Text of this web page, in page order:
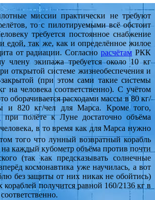
миссии практически не требуют
то с пилотируемыми всё обстоит
требуется постоянное снабжение
едой, так же, как и определённое жилое
от радиации. Согласнорасчётам РКК
члену экипажа требуется около 10 кг
открытой системе жизнеобеспечения и
(при этом сами такие системы
на человека соответственно). С учётом
оборачивается расходами массы в 80 кг/
и 820 кг/чел для Марса. Кроме того,
при полёте к Луне достаточно объёма
в то время как для Марса нужно
того что лунный возвратный корабль
на каждый кубометр объёма против почти
(так как предсказывать солнечные
космонавтика уже научилась, а вот
без защиты от них никак не обойтись)
кораблей получится равной 160/2136 кг в